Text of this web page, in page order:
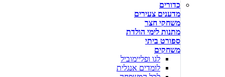
כדורים
מדענים צעירים
משחקי חצר
מתנות לימי הולדת
ספורט ביתי
משחקים
לגו ופליימוביל
לומדים אנגלית